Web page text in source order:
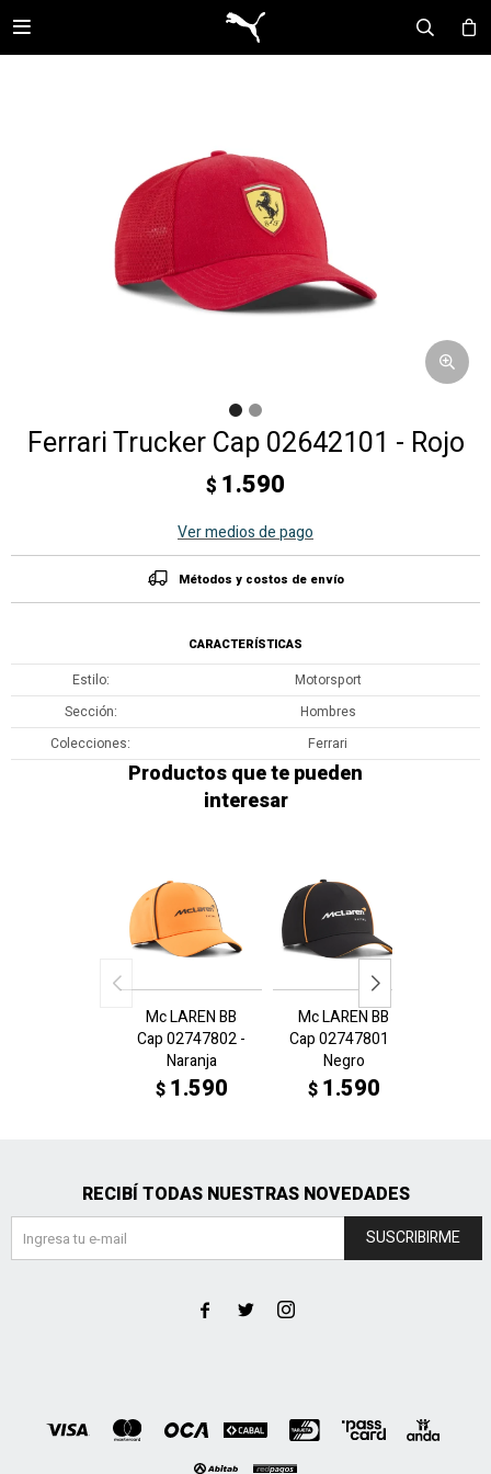

Ferrari Trucker Cap 02642101 - Rojo
$ 1.590
Ver medios de pago
Métodos y costos de envío
CARACTERÍSTICAS
Estilo
Motorsport
Sección
Hombres
Colecciones
Ferrari
Productos que te pueden
interesar
Mc LAREN BB
Cap 02747802 -
Naranja
$ 1.590
Mc LAREN BB
Cap 02747801 -
Negro
$ 1.590
RECIBÍ TODAS NUESTRAS NOVEDADES
SUSCRIBIRME
  